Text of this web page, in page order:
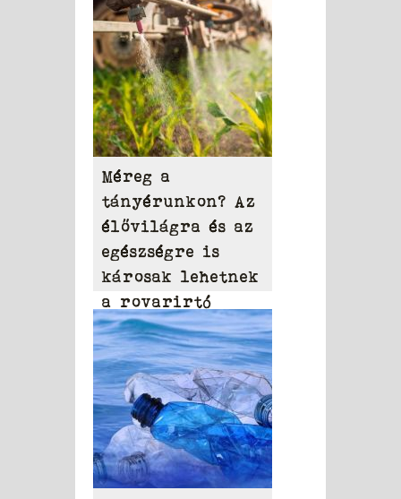
Méreg a
tányérunkon? Az
élővilágra és az
egészségre is
károsak lehetnek
a rovarirtó
szerek